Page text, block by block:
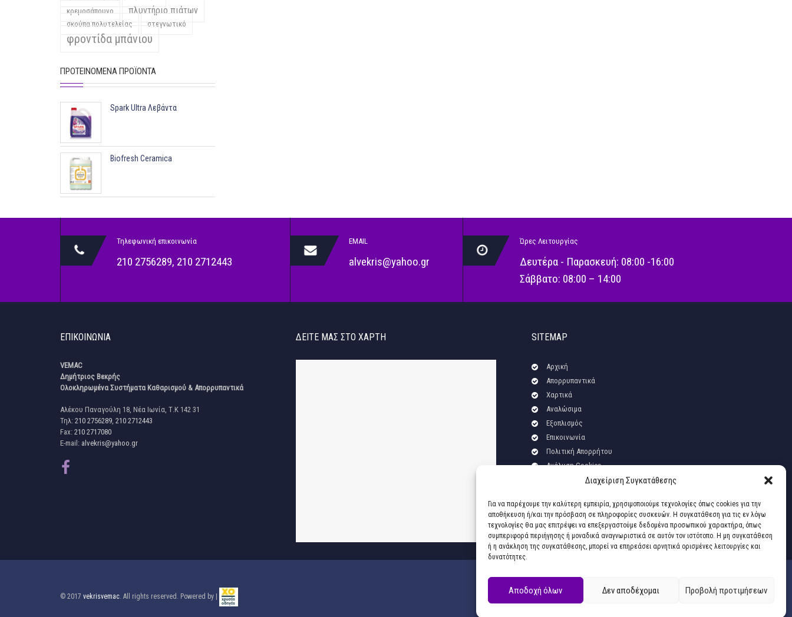
Διαχείριση Συγκατάθεσης
Για να παρέχουμε την καλύτερη εμπειρία, χρησιμοποιούμε τεχνολογίες όπως cookies για την
αποθήκευση ή/και την πρόσβαση σε πληροφορίες συσκευών. Η συγκατάθεση για τις εν λόγω
τεχνολογίες θα μας επιτρέψει να επεξεργαστούμε δεδομένα προσωπικού χαρακτήρα, όπως
συμπεριφορά περιήγησης ή μοναδικά αναγνωριστικά σε αυτόν τον ιστότοπο. Η μη συγκατάθεση
ή η ανάκληση της συγκατάθεσης, μπορεί να επηρεάσει αρνητικά ορισμένες λειτουργίες και
δυνατότητες.
Αποδοχή όλων Δεν αποδέχομαι Προβολή προτιμήσεων
κρεμοσάπουνο πλυντήριο πιάτων
σκούπα πολυτελείας στεγνωτικό
φροντίδα μπάνιου
ΠΡΟΤΕΙΝΌΜΕΝΑ ΠΡΟΪΌΝΤΑ
Spark Ultra Λεβάντα
Biofresh Ceramica
Τηλεφωνική επικοινωνία
210 2756289, 210 2712443
EMAIL
alvekris@yahoo.gr
Ώρες Λειτουργίας
Δευτέρα - Παρασκευή: 08:00 -16:00
Σάββατο: 08:00 – 14:00
ΕΠΙΚΟΙΝΩΝΊΑ
VEMAC
Δημήτριος Βεκρής
Ολοκληρωμένα Συστήματα Καθαρισμού & Απορρυπαντικά
Αλέκου Παναγούλη 18, Νέα Ιωνία, Τ.Κ 142 31
Τηλ: 210 2756289, 210 2712443
Fax: 210 2717080
E-mail: alvekris@yahoo.gr
ΔΕΊΤΕ ΜΑΣ ΣΤΟ ΧΆΡΤΗ SITEMAP
Αρχική
Απορρυπαντικά
Χαρτικά
Αναλώσιμα
Εξοπλισμός
Επικοινωνία
Πολιτική Απορρήτου
Ανάλυση Cookies
© 2017 vekrisvemac . All rights reserved. Powered by |